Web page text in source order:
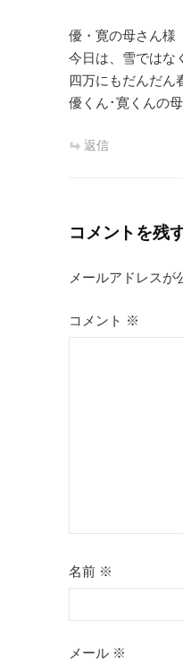
優・寛の母さん様
今日は、雪ではな
四万にもだんだ
優くん･寛くんの
返信
コメントを残
メールアドレスが
コメント ※
名前 ※
メール ※